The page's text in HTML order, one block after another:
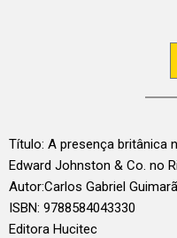
Título: A presença britânica
Edward Johnston & Co. no
Autor:Carlos Gabriel
ISBN: 9788584043330
Editora Hucitec